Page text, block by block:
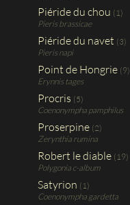
Piéride du chou (1)
Pieris brassicae
Piéride du navet (3)
Pieris napi
Point de Hongrie (9)
Erynnis tages
Procris (5)
Coenonympha pamphilus
Proserpine (2)
Zerynthia rumina
Robert le diable (19)
Polygonia c-album
Satyrion (1)
Coenonympha gardetta